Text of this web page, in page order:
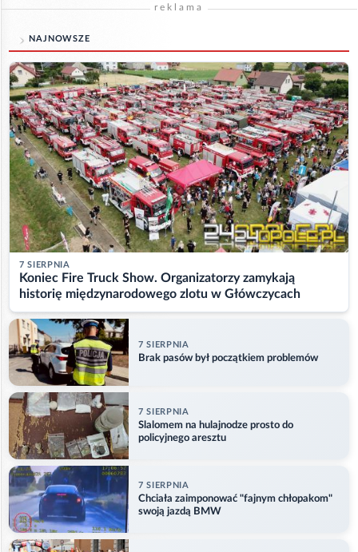
reklama
NAJNOWSZE
7 SIERPNIA
Koniec Fire Truck Show. Organizatorzy zamykają
historię międzynarodowego zlotu w Główczycach
7 SIERPNIA
Brak pasów był początkiem problemów
7 SIERPNIA
Slalomem na hulajnodze prosto do
policyjnego aresztu
7 SIERPNIA
Chciała zaimponować "fajnym chłopakom"
swoją jazdą BMW